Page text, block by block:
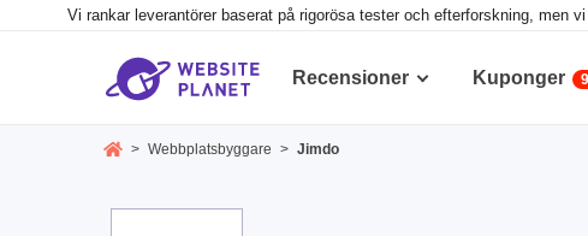
Vi rankar leverantörer baserat på rigorösa tester och efterforskning, men
Recensioner Kuponger
> Webbplatsbyggare > Jimdo